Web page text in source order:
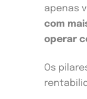
apenas
com
operar
Os